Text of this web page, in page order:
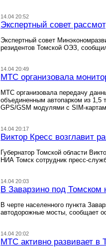
14.04 20:52
Экспертный совет
Экспертный совет
резидентов Томской ОЭЗ,
14.04 20:49
МТС организовала
МТС организовала передачу
объединенным автопарком из 1,5
GPS/GSM модулями с SIM-
14.04 20:17
Виктор Кресс возглавит
Губернатор Томской области
НИА Томск сотрудник пресс-
14.04 20:03
В Заварзино под Томском
В черте населенного пункта
автодорожные мосты, сообщает
14.04 20:02
МТС активно развивает в